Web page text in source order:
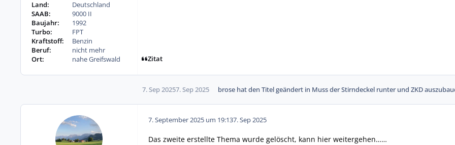
Land:
Deutschland
SAAB:
9000 II
Baujahr:
1992
Turbo:
FPT
Kraftstoff:
Benzin
Beruf:
nicht mehr
Ort:
nahe Greifswald Zitat
7. Sep 20257. Sep 2025 brose hat den Titel geändert in Muss der Stirndeckel runter und ZKD
7. September 2025 um 19:137. Sep 2025
Das zweite erstellte Thema wurde gelöscht, kann hier weitergehen……